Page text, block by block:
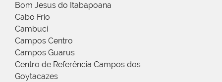
Bom Jesus do Itabapoana
Cabo Frio
Cambuci
Campos Centro
Campos Guarus
Centro de Referência Campos dos
Goytacazes